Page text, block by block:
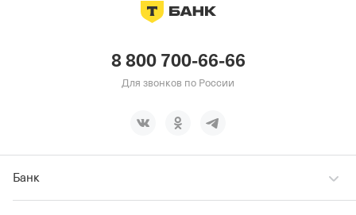
8 800 700-66-66
Для звонков по России
Банк